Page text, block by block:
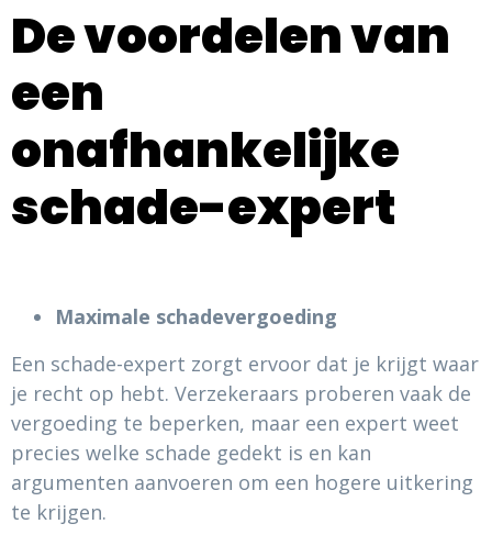
De voordelen van
een
onafhankelijke
schade-expert
Maximale schadevergoeding
Een schade-expert zorgt ervoor dat je krijgt waar
je recht op hebt. Verzekeraars proberen vaak de
vergoeding te beperken, maar een expert weet
precies welke schade gedekt is en kan
argumenten aanvoeren om een hogere uitkering
te krijgen.